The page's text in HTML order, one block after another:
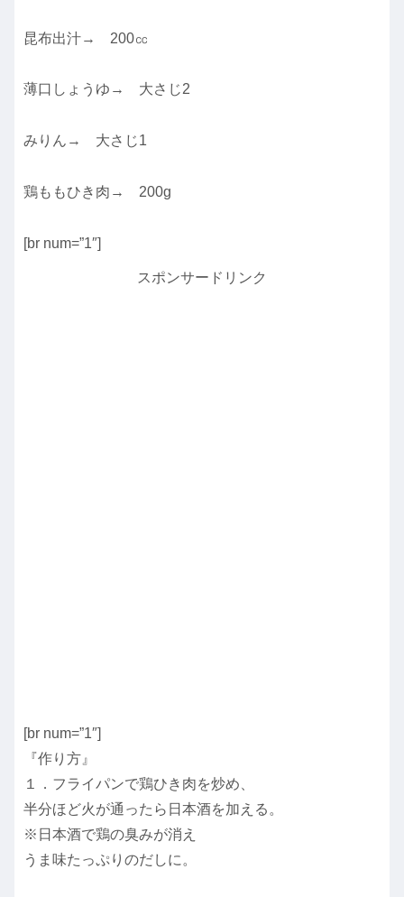
昆布出汁→ 200㏄
薄口しょうゆ→ 大さじ2
みりん→ 大さじ1
鶏ももひき肉→ 200g
[br num=”1″]
スポンサードリンク
[br num=”1″]
『作り方』
１．フライパンで鶏ひき肉を炒め、
半分ほど火が通ったら日本酒を加える。
※日本酒で鶏の臭みが消え
うま味たっぷりのだしに。